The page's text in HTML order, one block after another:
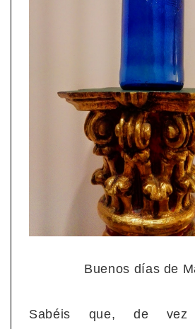
Buenos días de
Sabéis que, de vez